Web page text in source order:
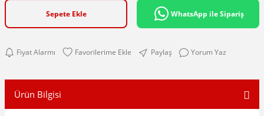
Sepete Ekle WhatsApp ile Sipariş
Fiyat Alarmı Paylaş Yorum Yaz
Ürün Bilgisi